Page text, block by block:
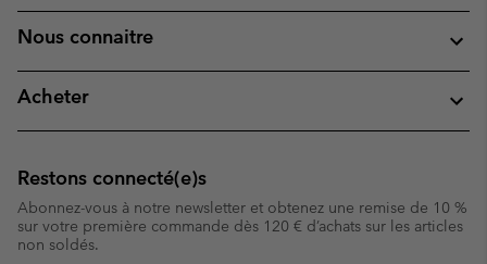
Nous connaitre
Acheter
Restons connecté(e)s
Abonnez-vous à notre newsletter et obtenez une remise de 10 %
sur votre première commande dès 120 € d’achats sur les articles
non soldés.